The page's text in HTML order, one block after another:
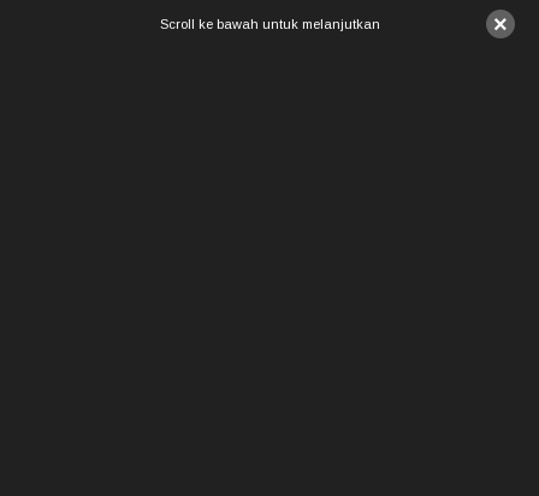
×
Scroll ke bawah untuk melanjutkan